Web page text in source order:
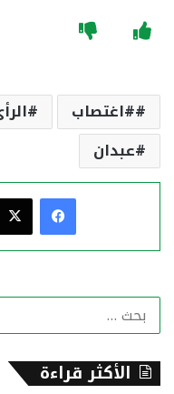
#اغتصاب
عبدان
فيسبوك
الأكثر قراءة